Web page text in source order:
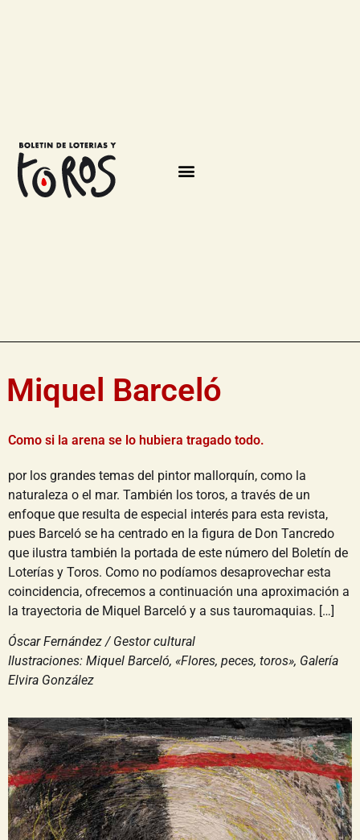
Miquel Barceló
Como si la arena se lo hubiera tragado todo.
por los grandes temas del pintor mallorquín, como la
naturaleza o el mar. También los toros, a través de un
enfoque que resulta de especial interés para esta revista,
pues Barceló se ha centrado en la figura de Don Tancredo
que ilustra también la portada de este número del Boletín de
Loterías y Toros. Como no podíamos desaprovechar esta
coincidencia, ofrecemos a continuación una aproximación a
la trayectoria de Miquel Barceló y a sus tauromaquias. […]
Óscar Fernández / Gestor cultural
Ilustraciones: Miquel Barceló, «Flores, peces, toros», Galería
Elvira González